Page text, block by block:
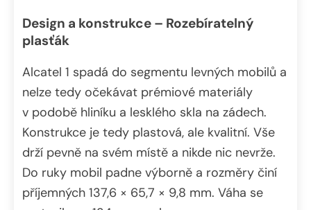
Design a konstrukce – Rozebíratelný
plasťák
Alcatel 1 spadá do segmentu levných mobilů a
nelze tedy očekávat prémiové materiály
v podobě hliníku a lesklého skla na zádech.
Konstrukce je tedy plastová, ale kvalitní. Vše
drží pevně na svém místě a nikde nic nevrže.
Do ruky mobil padne výborně a rozměry činí
příjemných 137,6 × 65,7 × 9,8 mm. Váha se